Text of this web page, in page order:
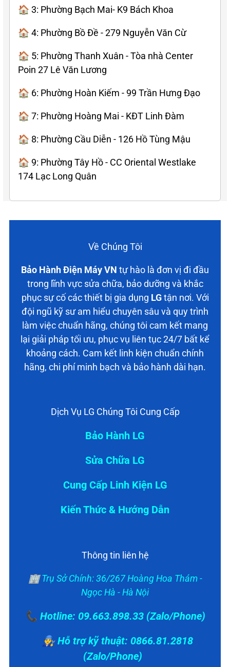
🏠 3: Phường Bạch Mai- K9 Bách Khoa
🏠 4: Phường Bồ Đề - 279 Nguyễn Văn Cừ
🏠 5: Phường Thanh Xuân - Tòa nhà Center
Poin 27 Lê Văn Lương
🏠 6: Phường Hoàn Kiếm - 99 Trần Hưng Đạo
🏠 7: Phường Hoàng Mai - KĐT Linh Đàm
🏠 8: Phường Cầu Diễn - 126 Hồ Tùng Mậu
🏠 9: Phường Tây Hồ - CC Oriental Westlake
174 Lạc Long Quân
Về Chúng Tôi
Bảo Hành Điện Máy VN tự hào là đơn vị đi đầu
trong lĩnh vực sửa chữa, bảo dưỡng và khắc
phục sự cố các thiết bị gia dụng LGtận nơi. Với
đội ngũ kỹ sư am hiểu chuyên sâu và quy trình
làm việc chuẩn hãng, chúng tôi cam kết mang
lại giải pháp tối ưu, phục vụ liên tục 24/7 bất kể
khoảng cách. Cam kết linh kiện chuẩn chính
hãng, chi phí minh bạch và bảo hành dài hạn.
Dịch Vụ LG Chúng Tôi Cung Cấp
Bảo Hành LG
Sửa Chữa LG
Cung Cấp Linh Kiện LG
Kiến Thức & Hướng Dẫn
Thông tin liên hệ
🏢 Trụ Sở Chính: 36/267 Hoàng Hoa Thám -
Ngọc Hà - Hà Nội
📞 Hotline: 09.663.898.33 (Zalo/Phone)
👨‍🔧 Hỗ trợ kỹ thuật: 0866.81.2818
(Zalo/Phone)